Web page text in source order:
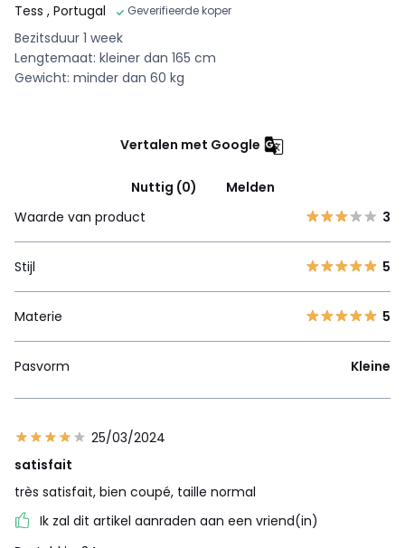
Tess , Portugal Geverifieerde koper
Bezitsduur 1 week
Lengtemaat: kleiner dan 165 cm
Gewicht: minder dan 60 kg
Vertalen met Google
Nuttig (0)
Melden
Waarde van product
3
Stijl 5
Materie 5
Pasvorm Kleine
25/03/2024
satisfait
très satisfait, bien coupé, taille normal
Ik zal dit artikel aanraden aan een vriend(in)